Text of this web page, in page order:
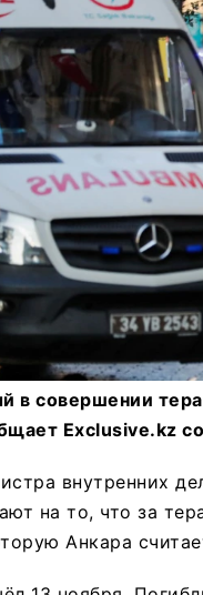
в совершении
Exclusive.kz со
внутренних
на то, что за
Анкара